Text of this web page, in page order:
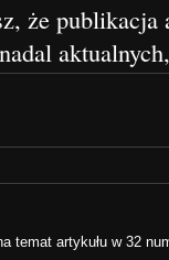
że
temat artykułu w 32